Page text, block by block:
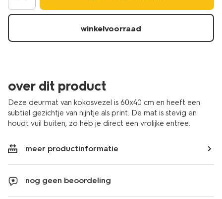
winkelvoorraad
over dit product
Deze deurmat van kokosvezel is 60x40 cm en heeft een
subtiel gezichtje van nijntje als print. De mat is stevig en
houdt vuil buiten, zo heb je direct een vrolijke entree.
meer productinformatie
nog geen beoordeling